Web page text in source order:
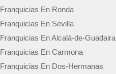
Franquicias En Ronda
Franquicias En Sevilla
Franquicias En Alcalá-de-Guadaira
Franquicias En Carmona
Franquicias En Dos-Hermanas